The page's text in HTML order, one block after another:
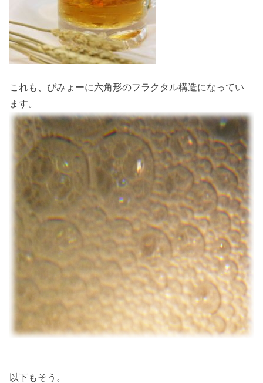
これも、びみょーに六角形のフラクタル構造になってい
ます。
以下もそう。